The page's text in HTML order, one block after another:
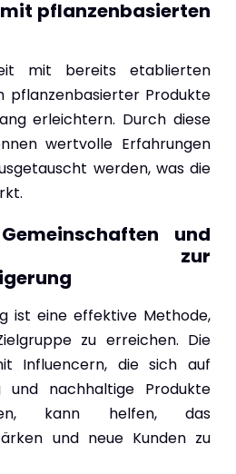
pflanzenbasierten
mit bereits etablierten
pflanzenbasierter Produkte
erleichtern. Durch diese
wertvolle Erfahrungen
werden, was die
und
zur
ist eine effektive Methode,
zu erreichen. Die
Influencern, die sich auf
und nachhaltige Produkte
kann helfen, das
und neue Kunden zu